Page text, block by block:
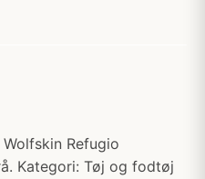
Refugio
Kategori: Tøj og fodtøj